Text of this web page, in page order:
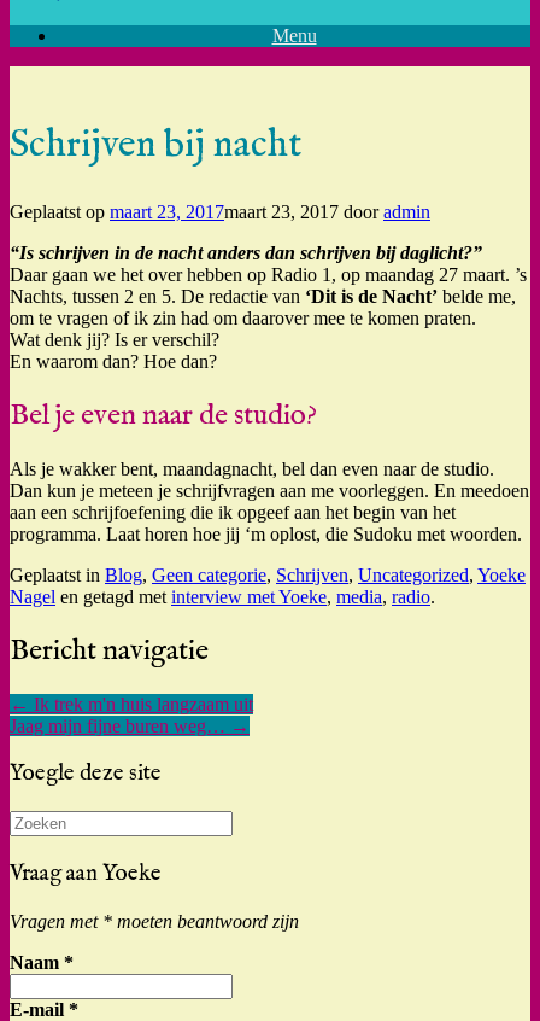
Menu
Schrijven bij nacht
Geplaatst op maart 23, 2017maart 23, 2017 dooradmin
“Is schrijven in de nacht anders dan schrijven bij daglicht?”
Daar gaan we het over hebben op Radio 1, op maandag 27 maart. ’s
Nachts, tussen 2 en 5. De redactie van ‘Dit is de Nacht’ belde me,
om te vragen of ik zin had om daarover mee te komen praten.
Wat denk jij? Is er verschil?
En waarom dan? Hoe dan?
Bel je even naar de studio?
Als je wakker bent, maandagnacht, bel dan even naar de studio.
Dan kun je meteen je schrijfvragen aan me voorleggen. En meedoen
aan een schrijfoefening die ik opgeef aan het begin van het
programma. Laat horen hoe jij ‘m oplost, die Sudoku met woorden.
Geplaatst in Blog, Geen categorie, Schrijven, Uncategorized, Yoeke
Nagel en getagd met interview met Yoeke, media, radio.
Bericht navigatie
← Ik trek m'n huis langzaam uit
Jaag mijn fijne buren weg… →
Yoegle deze site
Zoeken
naar:
Vraag aan Yoeke
Vragen met * moeten beantwoord zijn
Naam *
E-mail *